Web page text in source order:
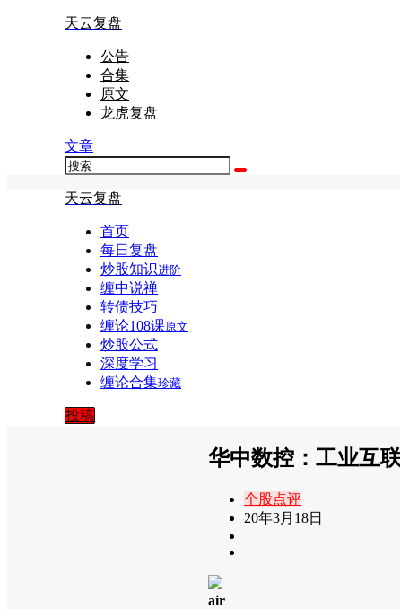
天云复盘
公告
合集
原文
龙虎复盘
文章
天云复盘
首页
每日复盘
炒股知识进阶
缠中说禅
转债技巧
缠论108课原文
炒股公式
深度学习
缠论合集珍藏
投稿
华中数控：工业互
个股点评
20年3月18日
air